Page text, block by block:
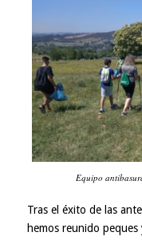
Equipo
Tras el éxito de las
hemos reunido